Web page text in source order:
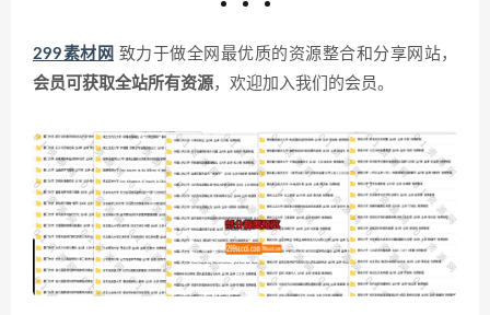
299素材网 致力于做全网最优质的资源整合和分享网站，
会员可获取全站所有资源，欢迎加入我们的会员。